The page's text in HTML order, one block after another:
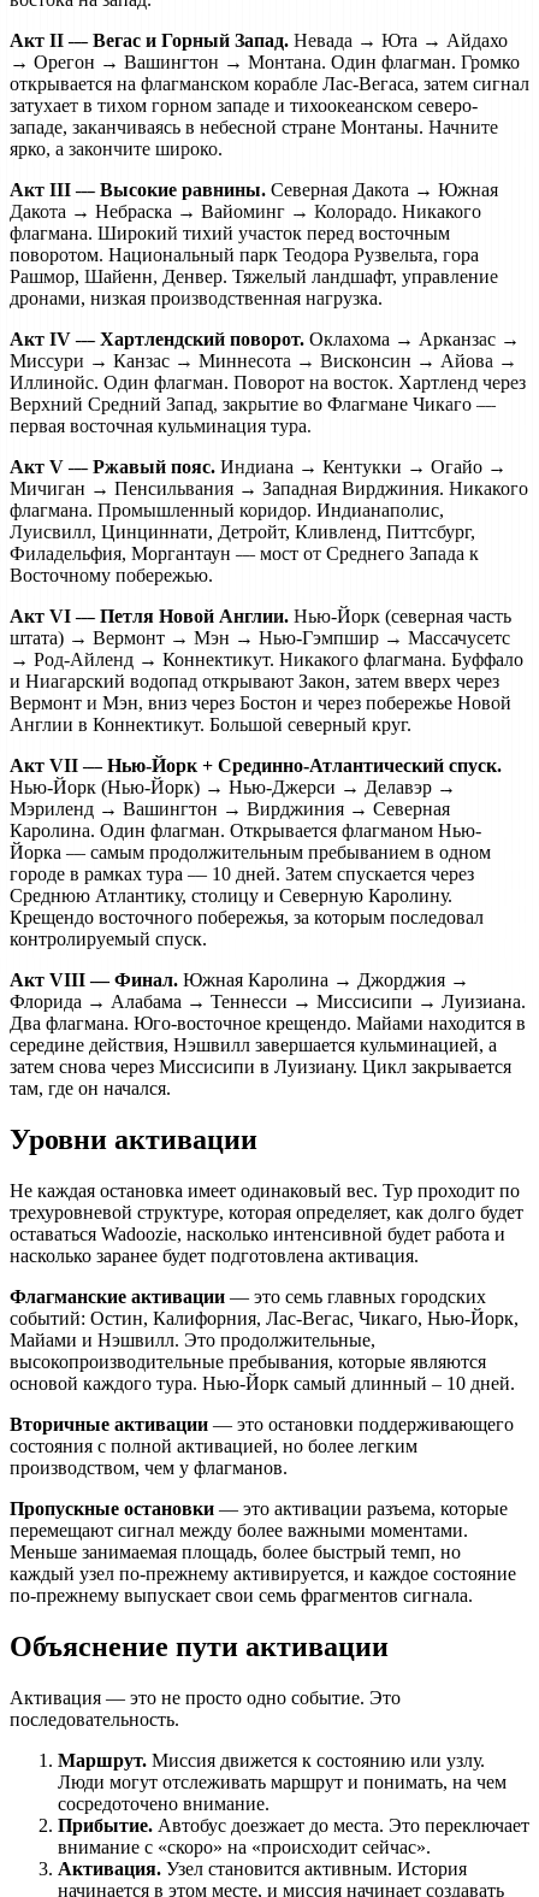
Акт II — Вегас и Горный Запад. Невада → Юта → Айдахо
→ Орегон → Вашингтон → Монтана. Один флагман. Громко
открывается на флагманском корабле Лас-Вегаса, затем сигнал
затухает в тихом горном западе и тихоокеанском северо-
западе, заканчиваясь в небесной стране Монтаны. Начните
ярко, а закончите широко.
Акт III — Высокие равнины. Северная Дакота → Южная
Дакота → Небраска → Вайоминг → Колорадо. Никакого
флагмана. Широкий тихий участок перед восточным
поворотом. Национальный парк Теодора Рузвельта, гора
Рашмор, Шайенн, Денвер. Тяжелый ландшафт, управление
дронами, низкая производственная нагрузка.
Акт IV — Хартлендский поворот. Оклахома → Арканзас →
Миссури → Канзас → Миннесота → Висконсин → Айова →
Иллинойс. Один флагман. Поворот на восток. Хартленд через
Верхний Средний Запад, закрытие во Флагмане Чикаго —
первая восточная кульминация тура.
Акт V — Ржавый пояс. Индиана → Кентукки → Огайо →
Мичиган → Пенсильвания → Западная Вирджиния. Никакого
флагмана. Промышленный коридор. Индианаполис,
Луисвилл, Цинциннати, Детройт, Кливленд, Питтсбург,
Филадельфия, Моргантаун — мост от Среднего Запада к
Восточному побережью.
Акт VI — Петля Новой Англии. Нью-Йорк (северная часть
штата) → Вермонт → Мэн → Нью-Гэмпшир → Массачусетс
→ Род-Айленд → Коннектикут. Никакого флагмана. Буффало
и Ниагарский водопад открывают Закон, затем вверх через
Вермонт и Мэн, вниз через Бостон и через побережье Новой
Англии в Коннектикут. Большой северный круг.
Акт VII — Нью-Йорк + Срединно-Атлантический спуск.
Нью-Йорк (Нью-Йорк) → Нью-Джерси → Делавэр →
Мэриленд → Вашингтон → Вирджиния → Северная
Каролина. Один флагман. Открывается флагманом Нью-
Йорка — самым продолжительным пребыванием в одном
городе в рамках тура — 10 дней. Затем спускается через
Среднюю Атлантику, столицу и Северную Каролину.
Крещендо восточного побережья, за которым последовал
контролируемый спуск.
Акт VIII — Финал. Южная Каролина → Джорджия →
Флорида → Алабама → Теннесси → Миссисипи → Луизиана.
Два флагмана. Юго-восточное крещендо. Майами находится в
середине действия, Нэшвилл завершается кульминацией, а
затем снова через Миссисипи в Луизиану. Цикл закрывается
там, где он начался.
Уровни активации
Не каждая остановка имеет одинаковый вес. Тур проходит по
трехуровневой структуре, которая определяет, как долго будет
оставаться Wadoozie, насколько интенсивной будет работа и
насколько заранее будет подготовлена ​​активация.
Флагманские активации — это семь главных городских
событий: Остин, Калифорния, Лас-Вегас, Чикаго, Нью-Йорк,
Майами и Нэшвилл. Это продолжительные,
высокопроизводительные пребывания, которые являются
основой каждого тура. Нью-Йорк самый длинный – 10 дней.
Вторичные активации — это остановки поддерживающего
состояния с полной активацией, но более легким
производством, чем у флагманов.
Пропускные остановки — это активации разъема, которые
перемещают сигнал между более важными моментами.
Меньше занимаемая площадь, более быстрый темп, но
каждый узел по-прежнему активируется, и каждое состояние
по-прежнему выпускает свои семь фрагментов сигнала.
Объяснение пути активации
Активация — это не просто одно событие. Это
последовательность.
Маршрут. Миссия движется к состоянию или узлу.
Люди могут отслеживать маршрут и понимать, на чем
сосредоточено внимание.
Прибытие. Автобус доезжает до места. Это переключает
внимание с «скоро» на «происходит сейчас».
Активация. Узел становится активным. История
начинается в этом месте, и миссия начинает создавать